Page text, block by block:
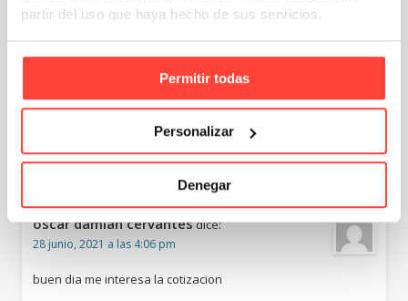
partir del uso que haya hecho de sus servicios.
Permitir todas
Personalizar
Denegar
4 Responses to "Nueva caja para
transportar pequeños animales"
oscar damian cervantesdice:
28 junio, 2021 a las 4:06 pm
buen dia me interesa la cotizacion